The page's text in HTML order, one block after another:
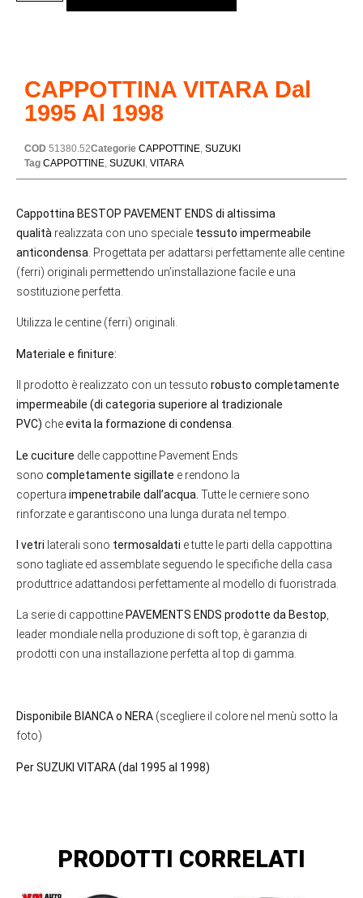
CAPPOTTINA VITARA Dal
1995 Al 1998
COD 51380.52Categorie CAPPOTTINE, SUZUKI
Tag CAPPOTTINE, SUZUKI , VITARA
Cappottina BESTOP PAVEMENT ENDS di altissima
qualità realizzata con uno speciale tessuto impermeabile
anticondensa . Progettata per adattarsi perfettamente alle centine
(ferri) originali permettendo un’installazione facile e una
sostituzione perfetta.
Utilizza le centine (ferri) originali.
Materiale e finiture:
Il prodotto è realizzato con un tessuto robusto completamente
impermeabile (di categoria superiore al tradizionale
PVC) cheevita la formazione di condensa.
Le cuciture delle cappottine Pavement Ends
sono completamente sigillate e rendono la
copertura impenetrabile dall’acqua. Tutte le cerniere sono
rinforzate e garantiscono una lunga durata nel tempo.
I vetri laterali sono termosaldati e tutte le parti della cappottina
sono tagliate ed assemblate seguendo le specifiche della casa
produttrice adattandosi perfettamente al modello di fuoristrada.
La serie di cappottine PAVEMENTS ENDS prodotte da Bestop,
leader mondiale nella produzione di soft top, è garanzia di
prodotti con una installazione perfetta al top di gamma.
Disponibile BIANCA o NERA (scegliere il colore nel menù sotto la
foto)
Per SUZUKI VITARA (dal 1995 al 1998)
PRODOTTI CORRELATI